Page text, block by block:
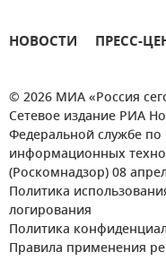
НОВОСТИ ПРЕСС-
© 2026 МИА «Россия
Сетевое издание РИА
Федеральной службе по
информационных
(Роскомнадзор) 08
Политика
логирования
Политика
Правила применения